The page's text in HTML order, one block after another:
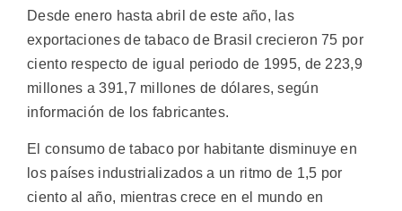
Desde enero hasta abril de este año, las
exportaciones de tabaco de Brasil crecieron 75 por
ciento respecto de igual periodo de 1995, de 223,9
millones a 391,7 millones de dólares, según
información de los fabricantes.
El consumo de tabaco por habitante disminuye en
los países industrializados a un ritmo de 1,5 por
ciento al año, mientras crece en el mundo en